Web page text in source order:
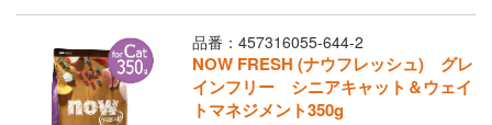
品番：457316055-644-2
NOW FRESH (ナウフレッシュ) グレ
インフリー シニアキャット＆ウェイ
トマネジメント350g